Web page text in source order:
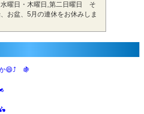
曜日・木曜日,第二日曜日 そ
お盆、5月の連休をお休みしま
😄⤴️ 🍇